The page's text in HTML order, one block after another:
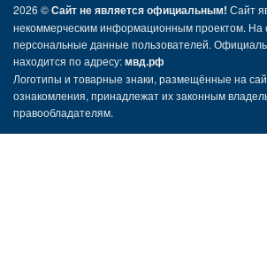
2026 ©Сайт не является официальным! Сайт
некоммерческим информационным проектом. На
персональные данные пользователей.
находится по адресу:мвд.рф
Логотипы и товарные знаки, размещённые на
ознакомления, принадлежат их законным
правообладателям.